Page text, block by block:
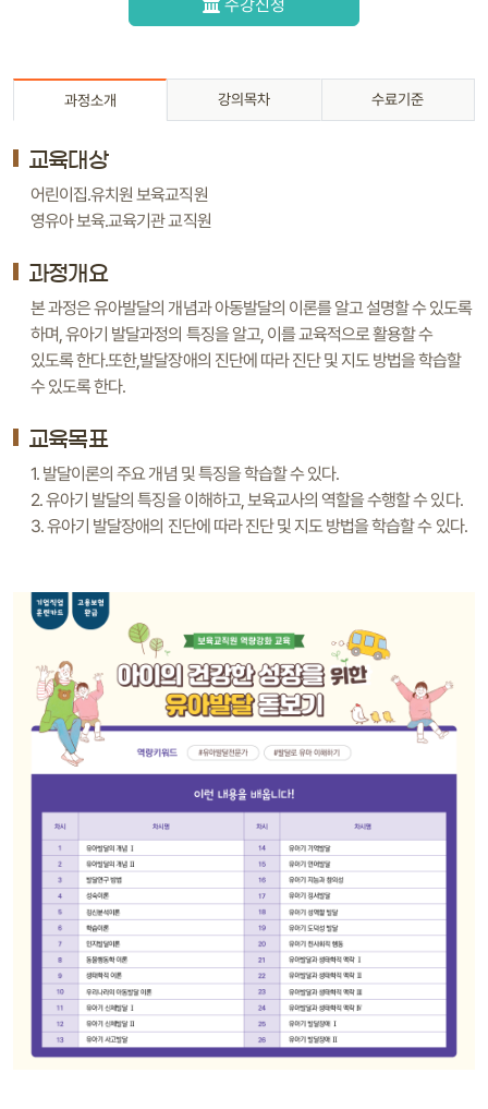
수강신청
과정소개 강의목차 수료기준
교육대상
어린이집.유치원 보육교직원
영유아 보육.교육기관 교직원
과정개요
본 과정은 유아발달의 개념과 아동발달의 이론를 알고 설명할 수 있도록
하며, 유아기 발달과정의 특징을 알고, 이를 교육적으로 활용할 수
있도록 한다.또한,발달장애의 진단에 따라 진단 및 지도 방법을 학습할
수 있도록 한다.
교육목표
1. 발달이론의 주요 개념 및 특징을 학습할 수 있다.
2. 유아기 발달의 특징을 이해하고, 보육교사의 역할을 수행할 수 있다.
3. 유아기 발달장애의 진단에 따라 진단 및 지도 방법을 학습할 수 있다.